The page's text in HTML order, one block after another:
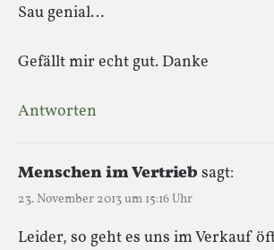
Sau genial…
Gefällt mir echt gut. Danke
Antworten
Menschen im Vertrieb sagt:
23. November 2013 um 15:16 Uhr
Leider, so geht es uns im Verkauf